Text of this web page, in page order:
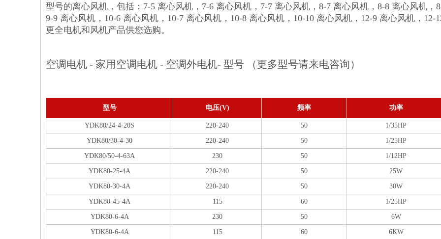
型号的离心风机，包括：7-5 离心风机，7-6 离心风机，7-7 离心风机，8-7 离心风机，8-8 离心风机，
9-9 离心风机，10-6 离心风机，10-7 离心风机，10-8 离心风机，10-10 离心风机，12-9 离心风机，
更全电机和风机产品供您选购。
空调电机 - 家用空调电机 - 空调外电机- 型号 （更多型号请来电咨询）
型号 电压(V) 频率 功率
YDK80/24-4-20S 220-240 50 1/35HP
YDK80/30-4-30 220-240 50 1/25HP
YDK80/50-4-63A 230 50 1/12HP
YDK80-25-4A 220-240 50 25W
YDK80-30-4A 220-240 50 30W
YDK80-45-4A 115 60 1/25HP
YDK80-6-4A 230 50 6W
YDK80-6-4A 115 60 6KW